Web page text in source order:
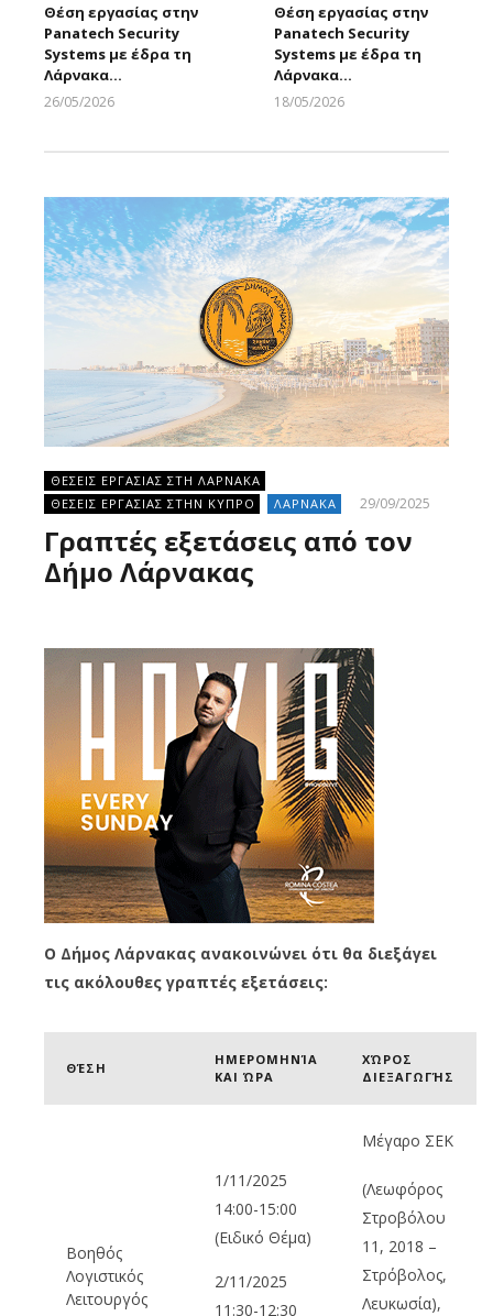
Θέση εργασίας στην
Panatech Security
Systems με έδρα τη
Λάρνακα…
26/05/2026
Θέση εργασίας στην
Panatech Security
Systems με έδρα τη
Λάρνακα…
18/05/2026
ΘΕΣΕΙΣ ΕΡΓΑΣΙΑΣ ΣΤΗ ΛΑΡΝΑΚΑ
ΘΕΣΕΙΣ ΕΡΓΑΣΙΑΣ ΣΤΗΝ ΚΥΠΡΟ
ΛΑΡΝΑΚΑ 29/09/2025
Γραπτές εξετάσεις από τον
Δήμο Λάρνακας
Ο Δήμος Λάρνακας ανακοινώνει ότι θα διεξάγει
τις ακόλουθες γραπτές εξετάσεις:
ΘΈΣΗ
ΗΜΕΡΟΜΗΝΊΑ
ΚΑΙ ΏΡΑ
ΧΏΡΟΣ
ΔΙΕΞΑΓΩΓΉΣ
Βοηθός
Λογιστικός
Λειτουργός
1/11/2025
14:00-15:00
(Ειδικό Θέμα)
2/11/2025
11:30-12:30
Μέγαρο ΣΕΚ
(Λεωφόρος
Στροβόλου
11, 2018 –
Στρόβολος,
Λευκωσία),